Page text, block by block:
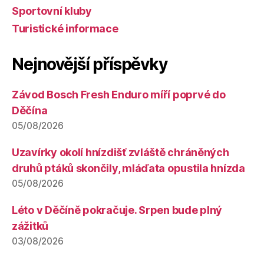
Sportovní kluby
Turistické informace
Nejnovější příspěvky
Závod Bosch Fresh Enduro míří poprvé do
Děčína
05/08/2026
Uzavírky okolí hnízdišť zvláště chráněných
druhů ptáků skončily, mláďata opustila hnízda
05/08/2026
Léto v Děčíně pokračuje. Srpen bude plný
zážitků
03/08/2026